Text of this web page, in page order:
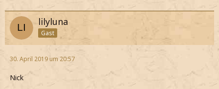
lilyluna
Gast
30. April 2019 um 20:57
Nick